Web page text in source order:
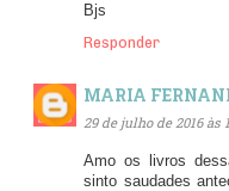
Bjs
Responder
MARIA
29 de julho de 2016 às
Amo os livros
sinto saudades